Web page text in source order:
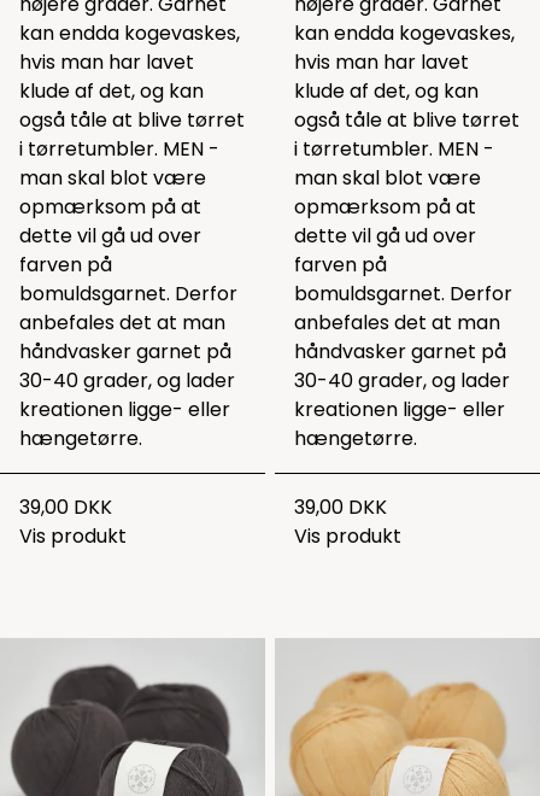
kan endda kogevaskes,
hvis man har lavet
klude af det, og kan
også tåle at blive tørret
i tørretumbler. MEN -
man skal blot være
opmærksom på at
dette vil gå ud over
farven på
bomuldsgarnet. Derfor
anbefales det at man
håndvasker garnet på
30-40 grader, og lader
kreationen ligge- eller
hængetørre.
39,00 DKK
Vis produkt
kan endda kogevaskes,
hvis man har lavet
klude af det, og kan
også tåle at blive tørret
i tørretumbler. MEN -
man skal blot være
opmærksom på at
dette vil gå ud over
farven på
bomuldsgarnet. Derfor
anbefales det at man
håndvasker garnet på
30-40 grader, og lader
kreationen ligge- eller
hængetørre.
39,00 DKK
Vis produkt